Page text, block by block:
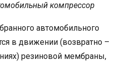
компрессор
автомобильного
в движении (возвратно –
резиновой мембраны,